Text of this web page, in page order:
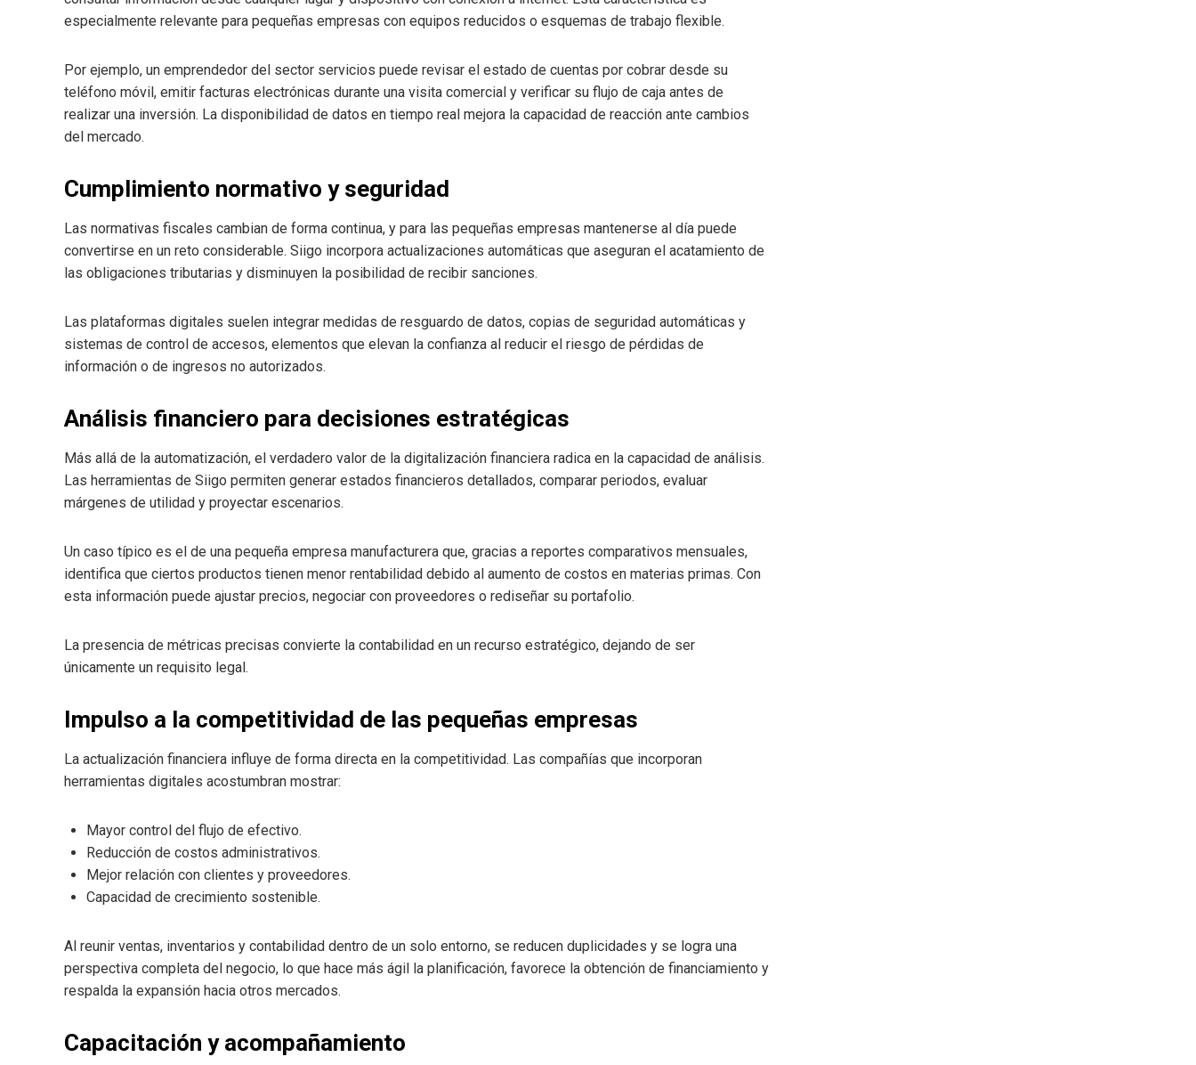
especialmente relevante para pequeñas empresas con equipos reducidos o esquemas de trabajo flexible.
Por ejemplo, un emprendedor del sector servicios puede revisar el estado de cuentas por cobrar desde su
teléfono móvil, emitir facturas electrónicas durante una visita comercial y verificar su flujo de caja antes de
realizar una inversión. La disponibilidad de datos en tiempo real mejora la capacidad de reacción ante cambios
del mercado.
Cumplimiento normativo y seguridad
Las normativas fiscales cambian de forma continua, y para las pequeñas empresas mantenerse al día puede
convertirse en un reto considerable. Siigo incorpora actualizaciones automáticas que aseguran el acatamiento de
las obligaciones tributarias y disminuyen la posibilidad de recibir sanciones.
Las plataformas digitales suelen integrar medidas de resguardo de datos, copias de seguridad automáticas y
sistemas de control de accesos, elementos que elevan la confianza al reducir el riesgo de pérdidas de
información o de ingresos no autorizados.
Análisis financiero para decisiones estratégicas
Más allá de la automatización, el verdadero valor de la digitalización financiera radica en la capacidad de análisis.
Las herramientas de Siigo permiten generar estados financieros detallados, comparar periodos, evaluar
márgenes de utilidad y proyectar escenarios.
Un caso típico es el de una pequeña empresa manufacturera que, gracias a reportes comparativos mensuales,
identifica que ciertos productos tienen menor rentabilidad debido al aumento de costos en materias primas. Con
esta información puede ajustar precios, negociar con proveedores o rediseñar su portafolio.
La presencia de métricas precisas convierte la contabilidad en un recurso estratégico, dejando de ser
únicamente un requisito legal.
Impulso a la competitividad de las pequeñas empresas
La actualización financiera influye de forma directa en la competitividad. Las compañías que incorporan
herramientas digitales acostumbran mostrar:
Mayor control del flujo de efectivo.
Reducción de costos administrativos.
Mejor relación con clientes y proveedores.
Capacidad de crecimiento sostenible.
Al reunir ventas, inventarios y contabilidad dentro de un solo entorno, se reducen duplicidades y se logra una
perspectiva completa del negocio, lo que hace más ágil la planificación, favorece la obtención de financiamiento y
respalda la expansión hacia otros mercados.
Capacitación y acompañamiento